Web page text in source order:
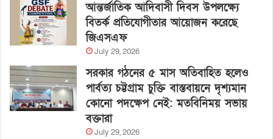
আন্তর্জাতিক আদিবাসী দিবস উপলক্ষ্যে
বিতর্ক প্রতিযোগীতার আয়োজন করেছে
জিএসএফ
July 29, 2026
সরকার গঠনের ৫ মাস অতিবাহিত হলেও
পার্বত্য চট্টগ্রাম চুক্তি বাস্তবায়নে দৃশ্যমান
কোনো পদক্ষেপ নেই: মতবিনিময় সভায়
বক্তারা
July 29, 2026